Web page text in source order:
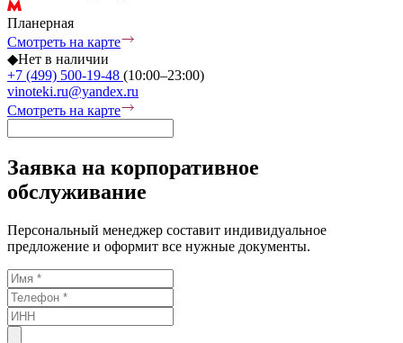
Планерная
Смотреть на карте
◆Нет в наличии
+7 (499) 500-19-48 (10:00–23:00)
vinoteki.ru@yandex.ru
Смотреть на карте
Заявка на корпоративное
обслуживание
Персональный менеджер составит индивидуальное
предложение и оформит все нужные документы.